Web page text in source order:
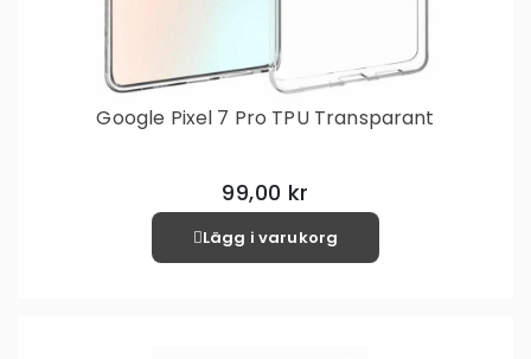
Google Pixel 7 Pro TPU Transparant
99,00 kr
Lägg i varukorg